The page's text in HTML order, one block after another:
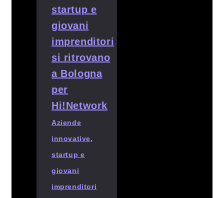
Aziende
innovative,
startup e
giovani
imprenditori